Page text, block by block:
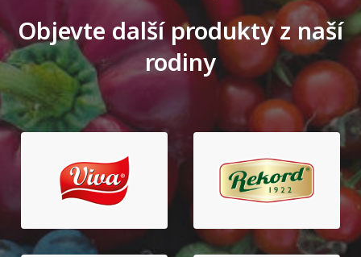
Objevte další produkty z naší
rodiny